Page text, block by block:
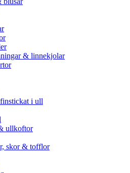
& linnekjolar
i ull
ullkoftor
skor & tofflor